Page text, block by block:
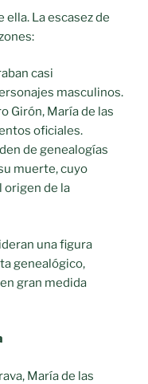
ella. La escasez de
casi
masculinos.
Girón, María de las
oficiales.
de genealogías
muerte, cuyo
origen de la
una figura
genealógico,
gran medida
María de las